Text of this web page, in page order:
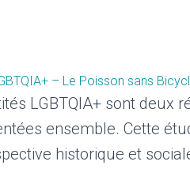
– Le Poisson sans
LGBTQIA+ sont deux
ensemble. Cette
historique et